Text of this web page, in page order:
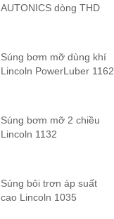
AUTONICS dòng THD
Súng bơm mỡ dùng khí
Lincoln PowerLuber 1162
Súng bơm mỡ 2 chiều
Lincoln 1132
Súng bôi trơn áp suất
cao Lincoln 1035